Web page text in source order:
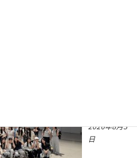
2026年8月3
日